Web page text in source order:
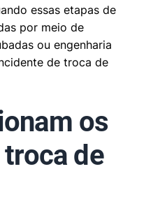
essas etapas de
por meio de
ou engenharia
de troca de
os
de